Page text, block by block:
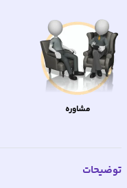
مشاوره
توضیحات